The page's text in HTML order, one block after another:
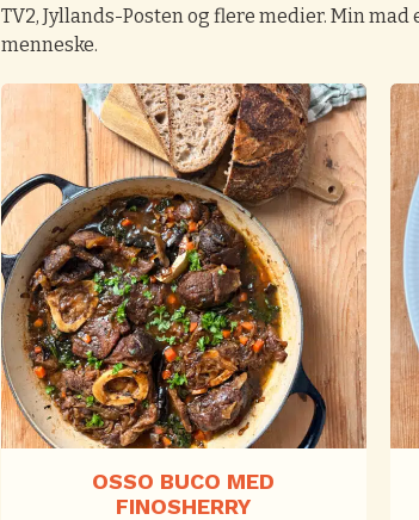
TV2, Jyllands-Posten og flere medier. Min
menneske.
OSSO BUCO MED
FINOSHERRY